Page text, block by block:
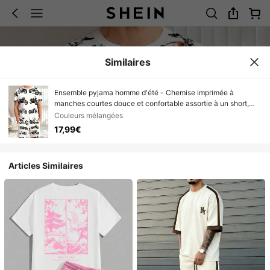
Similaires
Ensemble pyjama homme d'été - Chemise imprimée à
manches courtes douce et confortable assortie à un short,
convient pour la maison ou une tenue décontractée,
vêtement de nuit à manches courtes.
Couleurs mélangées
17,99€
Articles Similaires